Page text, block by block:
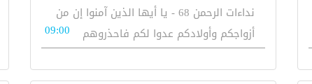
نداءات الرحمن 68 - يا أيها الذين آمنوا إن من
أزواجكم وأولادكم عدوا لكم فاحذروهم
09:00